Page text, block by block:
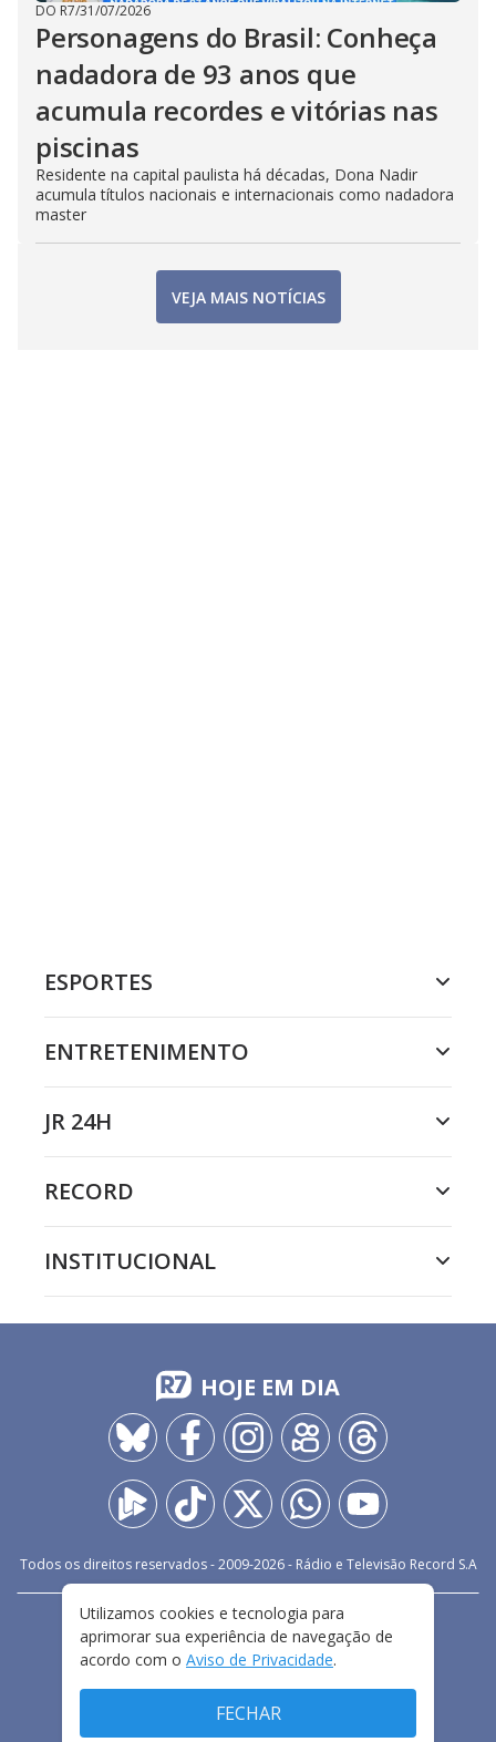
DO R7/31/07/2026
Personagens do Brasil: Conheça
nadadora de 93 anos que
acumula recordes e vitórias nas
piscinas
Residente na capital paulista há décadas, Dona Nadir
acumula títulos nacionais e internacionais como nadadora
master
VEJA MAIS NOTÍCIAS
ESPORTES
ENTRETENIMENTO
JR 24H
RECORD
INSTITUCIONAL
HOJE EM DIA
Todos os direitos reservados - 2009-2026- Rádio e Televisão Record S.A
FALE CONOSCO
PRIVACIDADE
TERMOS E CONDIÇÕES DE USO
Utilizamos cookies e tecnologia para
aprimorar sua experiência de navegação de
acordo com o Aviso de Privacidade.
FECHAR